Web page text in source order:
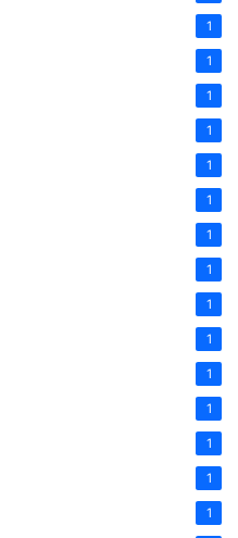
1
1
1
1
1
1
1
1
1
1
1
1
1
1
1